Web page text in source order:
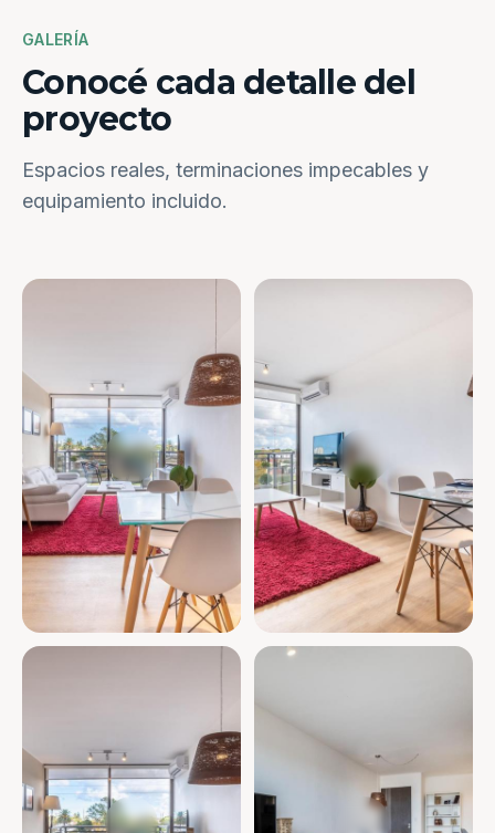
GALERÍA
Conocé cada detalle del
proyecto
Espacios reales, terminaciones impecables y
equipamiento incluido.